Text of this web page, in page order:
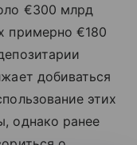
€300 млрд
примерно €180
добиваться
этих
однако ранее